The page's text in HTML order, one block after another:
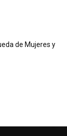
de Mujeres y